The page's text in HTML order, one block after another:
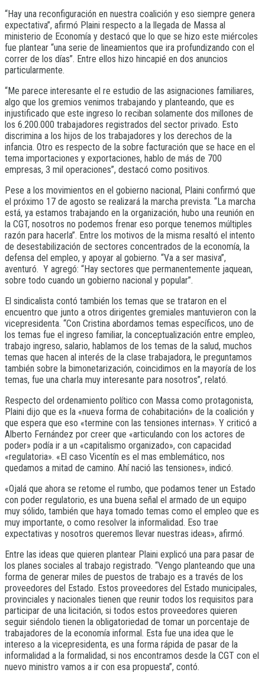
“Hay una reconfiguración en nuestra coalición y eso siempre genera
expectativa”, afirmó Plaini respecto a la llegada de Massa al
ministerio de Economía y destacó que lo que se hizo este miércoles
fue plantear “una serie de lineamientos que ira profundizando con el
correr de los días”. Entre ellos hizo hincapié en dos anuncios
particularmente.
“Me parece interesante el re estudio de las asignaciones familiares,
algo que los gremios venimos trabajando y planteando, que es
injustificado que este ingreso lo reciban solamente dos millones de
los 6.200.000 trabajadores registrados del sector privado. Esto
discrimina a los hijos de los trabajadores y los derechos de la
infancia. Otro es respecto de la sobre facturación que se hace en el
tema importaciones y exportaciones, hablo de más de 700
empresas, 3 mil operaciones”, destacó como positivos.
Pese a los movimientos en el gobierno nacional, Plaini confirmó que
el próximo 17 de agosto se realizará la marcha prevista. “La marcha
está, ya estamos trabajando en la organización, hubo una reunión en
la CGT, nosotros no podemos frenar eso porque tenemos múltiples
razón para hacerla”. Entre los motivos de la misma resaltó el intento
de desestabilización de sectores concentrados de la economía, la
defensa del empleo, y apoyar al gobierno. “Va a ser masiva”,
aventuró. Y agregó: “Hay sectores que permanentemente jaquean,
sobre todo cuando un gobierno nacional y popular”.
El sindicalista contó también los temas que se trataron en el
encuentro que junto a otros dirigentes gremiales mantuvieron con la
vicepresidenta. “Con Cristina abordamos temas específicos, uno de
los temas fue el ingreso familiar, la conceptualización entre empleo,
trabajo ingreso, salario, hablamos de los temas de la salud, muchos
temas que hacen al interés de la clase trabajadora, le preguntamos
también sobre la bimonetarización, coincidimos en la mayoría de los
temas, fue una charla muy interesante para nosotros”, relató.
Respecto del ordenamiento político con Massa como protagonista,
Plaini dijo que es la «nueva forma de cohabitación» de la coalición y
que espera que eso «termine con las tensiones internas». Y criticó a
Alberto Fernández por creer que «articulando con los actores de
poder» podía ir a un «capitalismo organizado», con capacidad
«regulatoria». «El caso Vicentín es el mas emblemático, nos
quedamos a mitad de camino. Ahí nació las tensiones», indicó.
«Ojalá que ahora se retome el rumbo, que podamos tener un Estado
con poder regulatorio, es una buena señal el armado de un equipo
muy sólido, también que haya tomado temas como el empleo que es
muy importante, o como resolver la informalidad. Eso trae
expectativas y nosotros queremos llevar nuestras ideas», afirmó.
Entre las ideas que quieren plantear Plaini explicó una para pasar de
los planes sociales al trabajo registrado. “Vengo planteando que una
forma de generar miles de puestos de trabajo es a través de los
proveedores del Estado. Estos proveedores del Estado municipales,
provinciales y nacionales tienen que reunir todos los requisitos para
participar de una licitación, si todos estos proveedores quieren
seguir siéndolo tienen la obligatoriedad de tomar un porcentaje de
trabajadores de la economía informal. Esta fue una idea que le
intereso a la vicepresidenta, es una forma rápida de pasar de la
informalidad a la formalidad, si nos encontramos desde la CGT con el
nuevo ministro vamos a ir con esa propuesta”, contó.